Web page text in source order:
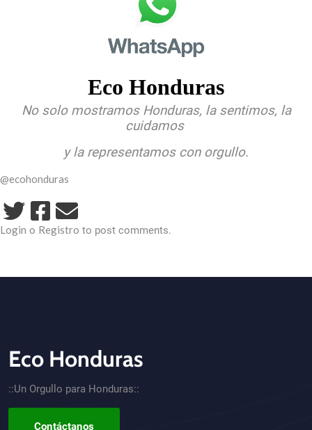
Eco Honduras
No solo mostramos Honduras, la sentimos, la
cuidamos
y la representamos con orgullo.
@ecohonduras
Login o Registro to post comments.
CTA - Footer
Eco Honduras
::Un Orgullo para Honduras::
Contáctanos